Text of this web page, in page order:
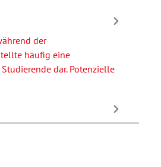
der
häufig eine
dar. Potenzielle